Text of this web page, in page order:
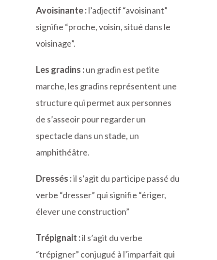
Avoisinante :l’adjectif “avoisinant”
signifie “proche, voisin, situé dans le
voisinage”.
Les gradins :un gradin est petite
marche, les gradins représentent une
structure qui permet aux personnes
de s’asseoir pour regarder un
spectacle dans un stade, un
amphithéâtre.
Dressés :il s’agit du participe passé du
verbe “dresser” qui signifie “ériger,
élever une construction”
Trépignait :il s’agit du verbe
“trépigner” conjugué à l’imparfait qui